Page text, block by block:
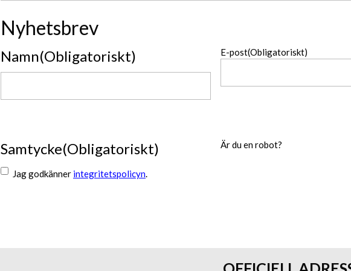
Nyhetsbrev
Namn(Obligatoriskt) E-post(Obligatoriskt)
Samtycke(Obligatoriskt)
Jag godkänner integritetspolicyn.
Är du en robot?